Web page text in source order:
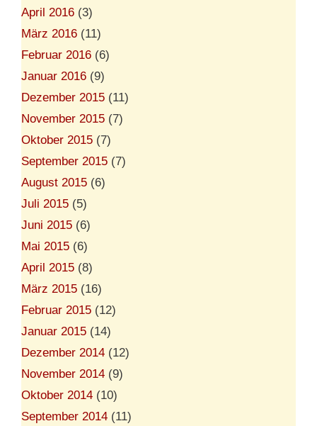
April 2016 (3)
März 2016 (11)
Februar 2016 (6)
Januar 2016 (9)
Dezember 2015 (11)
November 2015 (7)
Oktober 2015 (7)
September 2015 (7)
August 2015 (6)
Juli 2015 (5)
Juni 2015 (6)
Mai 2015 (6)
April 2015 (8)
März 2015 (16)
Februar 2015 (12)
Januar 2015 (14)
Dezember 2014 (12)
November 2014 (9)
Oktober 2014 (10)
September 2014 (11)